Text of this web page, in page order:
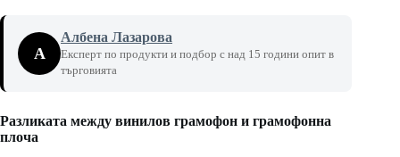
А
Албена Лазарова
Експерт по продукти и подбор с над 15 години опит в
търговията
Разликата между винилов грамофон и грамофонна
плоча